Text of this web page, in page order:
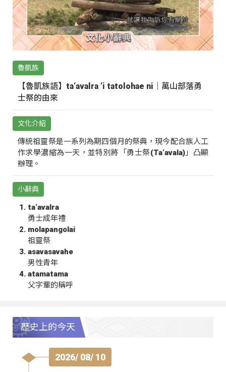
魯凱族
【魯凱族語】ta‘avalra ‘i tatolohae ni｜萬山部落勇
士祭的由來
文化介紹
傳統祖靈祭是一系列為期四個月的祭典，現今配合族人工
作求學濃縮為一天，並特別將「勇士祭(Ta‘avala)」凸顯
辦理。
小辭典
ta‘avalra
勇士成年禮
molapangolai
祖靈祭
asavasavahe
男性青年
atamatama
父字輩的稱呼
歷史上的今天
2026/ 08/ 10